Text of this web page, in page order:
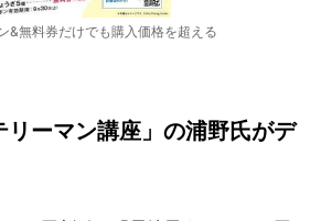
&無料券だけでも購入価格を超える
リーマン講座」の浦野氏がデ